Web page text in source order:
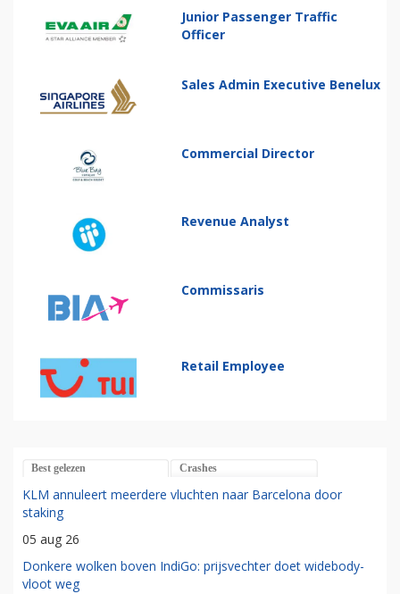
Junior Passenger Traffic
Officer
Sales Admin Executive Benelux
Commercial Director
Revenue Analyst
Commissaris
Retail Employee
Best gelezen Crashes
KLM annuleert meerdere vluchten naar Barcelona door
staking
05 aug 26
Donkere wolken boven IndiGo: prijsvechter doet widebody-
vloot weg